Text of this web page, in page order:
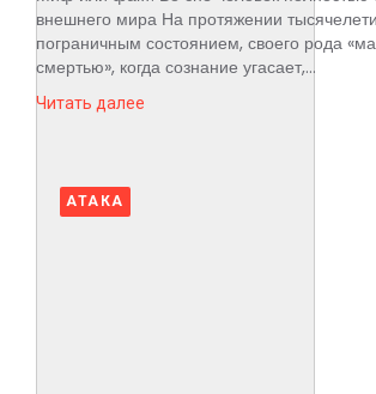
внешнего мира На протяжении
пограничным состоянием, своего рода
смертью», когда сознание угасает,...
Читать далее
АТАКА